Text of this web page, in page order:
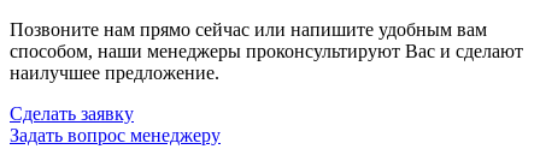
Позвоните нам прямо сейчас или напишите удобным вам
способом, наши менеджеры проконсультируют Вас и сделают
наилучшее предложение.
Сделать заявку
Задать вопрос менеджеру